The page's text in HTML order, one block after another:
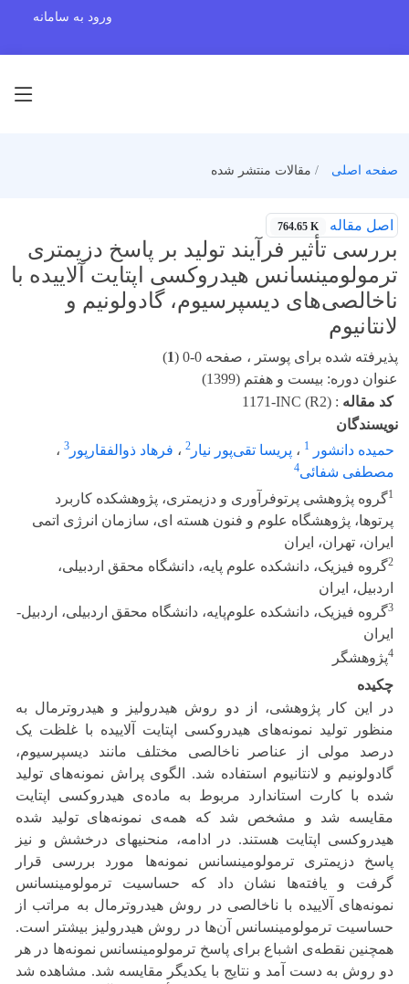
ورود به سامانه
صفحه اصلی مقالات منتشر شده
اصل مقاله 764.65 K
بررسی تأثیر فرآیند تولید بر پاسخ دزیمتری
ترمولومینسانس هیدروکسی اپتایت آلاییده با
ناخالصی‌های دیسپرسیوم، گادولونیم و
لانتانیوم
پذیرفته شده برای پوستر ، صفحه 0-0 ( 1
)
عنوان دوره: بیست و هفتم (1399)
کد مقاله :
1171-INC (R2)
نویسندگان
حمیده دانشور
1 ، پریسا تقی‌پور نیار 2 ، فرهاد ذوالفقارپور 3 ،
مصطفی شفائی4
1گروه پژوهشی پرتوفرآوری و دزیمتری، پژوهشکده کاربرد
پرتوها، پژوهشگاه علوم و فنون هسته ای، سازمان انرژی اتمی
ایران، تهران، ایران
2گروه فیزیک، دانشکده علوم پایه، دانشگاه محقق اردبیلی،
اردبیل، ایران
3گروه فیزیک، دانشکده علوم‌پایه، دانشگاه محقق اردبیلی، اردبیل-
ایران
4پژوهشگر
چکیده
در این کار پژوهشی، از دو روش هیدرولیز و هیدروترمال به
منظور تولید نمونه‌های هیدروکسی اپتایت آلاییده با غلظت یک
درصد مولی از عناصر ناخالصی‌ مختلف مانند دیسپرسیوم،
گادولونیم و لانتانیوم استفاده شد. الگوی پراش نمونه‌های تولید
شده با کارت استاندارد مربوط به ماده‌ی هیدروکسی اپتایت
مقایسه شد و مشخص شد که همه‌ی نمونه‌های تولید شده
هیدروکسی اپتایت هستند. در ادامه، منحنی‎های درخشش و نیز
پاسخ دزیمتری ترمولومینسانس نمونه‌ها مورد بررسی قرار
گرفت و یافته‌ها نشان داد که حساسیت ترمولومینسانس
نمونه‌های آلاییده با ناخالصی در روش هیدروترمال به مراتب از
حساسیت ترمولومینسانس آن‌ها در روش هیدرولیز بیشتر است.
همچنین نقطه‌ی اشباع برای پاسخ ترمولومینسانس نمونه‌ها در هر
دو روش به دست آمد و نتایج با یکدیگر مقایسه شد. مشاهده شد